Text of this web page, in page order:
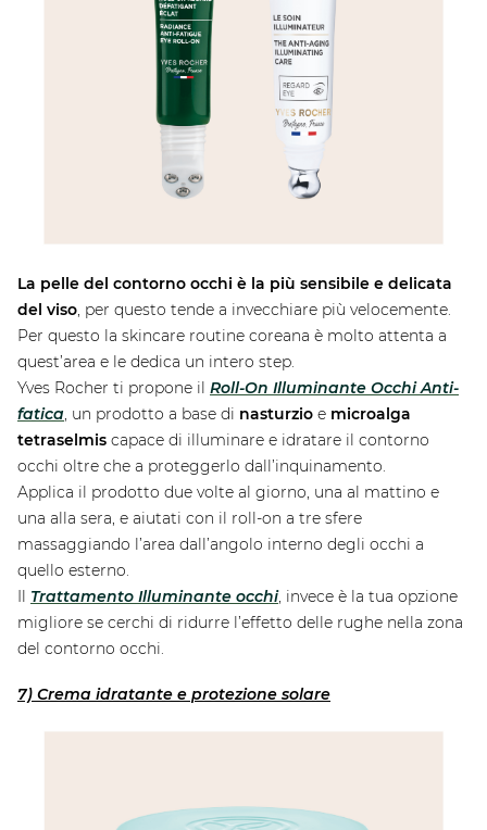
La pelle del contorno occhi è la più sensibile e delicata
del viso, per questo tende a invecchiare più velocemente.
Per questo la skincare routine coreana è molto attenta a
quest’area e le dedica un intero step.
Yves Rocher ti propone il Roll-On Illuminante Occhi Anti-
fatica, un prodotto a base di nasturzio e microalga
tetraselmis capace di illuminare e idratare il contorno
occhi oltre che a proteggerlo dall’inquinamento.
Applica il prodotto due volte al giorno, una al mattino e
una alla sera, e aiutati con il roll-on a tre sfere
massaggiando l’area dall’angolo interno degli occhi a
quello esterno.
Il Trattamento Illuminante occhi, invece è la tua opzione
migliore se cerchi di ridurre l’effetto delle rughe nella zona
del contorno occhi.
7) Crema idratante e protezione solare